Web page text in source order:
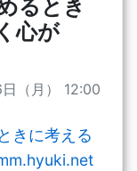
るとき
心が
（月） 12:00
きに考える